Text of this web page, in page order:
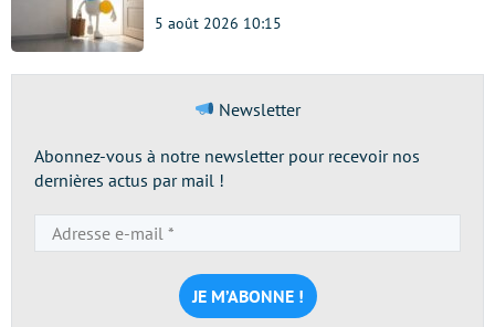
5 août 2026 10:15
Newsletter
Abonnez-vous à notre newsletter pour recevoir nos
dernières actus par mail !
e-
mail
*